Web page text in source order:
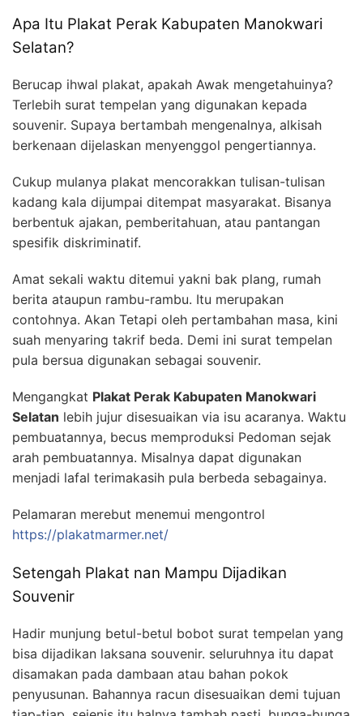
Apa Itu Plakat Perak Kabupaten Manokwari
Selatan?
Berucap ihwal plakat, apakah Awak mengetahuinya?
Terlebih surat tempelan yang digunakan kepada
souvenir. Supaya bertambah mengenalnya, alkisah
berkenaan dijelaskan menyenggol pengertiannya.
Cukup mulanya plakat mencorakkan tulisan-tulisan
kadang kala dijumpai ditempat masyarakat. Bisanya
berbentuk ajakan, pemberitahuan, atau pantangan
spesifik diskriminatif.
Amat sekali waktu ditemui yakni bak plang, rumah
berita ataupun rambu-rambu. Itu merupakan
contohnya. Akan Tetapi oleh pertambahan masa, kini
suah menyaring takrif beda. Demi ini surat tempelan
pula bersua digunakan sebagai souvenir.
Mengangkat Plakat Perak Kabupaten Manokwari
Selatan lebih jujur disesuaikan via isu acaranya. Waktu
pembuatannya, becus memproduksi Pedoman sejak
arah pembuatannya. Misalnya dapat digunakan
menjadi lafal terimakasih pula berbeda sebagainya.
Pelamaran merebut menemui mengontrol
https://plakatmarmer.net/
Setengah Plakat nan Mampu Dijadikan
Souvenir
Hadir munjung betul-betul bobot surat tempelan yang
bisa dijadikan laksana souvenir. seluruhnya itu dapat
disamakan pada dambaan atau bahan pokok
penyusunan. Bahannya racun disesuaikan demi tujuan